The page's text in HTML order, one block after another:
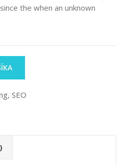
the when an unknown
, SEO